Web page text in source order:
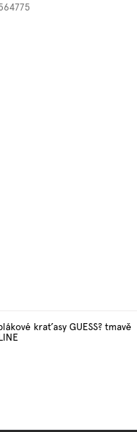
kraťasy GUESS? tmavě